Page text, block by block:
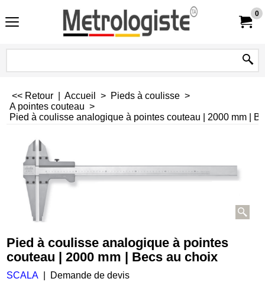
0
<< Retour Accueil > Pieds à coulisse >
A pointes couteau >
Pied à coulisse analogique à pointes couteau | 2000 mm |
Pied à coulisse analogique à pointes
couteau | 2000 mm | Becs au choix
SCALA Demande de devis